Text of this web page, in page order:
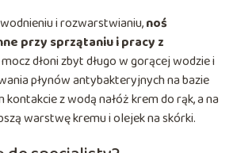
i rozwarstwianiu,noś
przy sprzątaniu i pracy z
mocz dłoni zbyt długo w gorącej wodzie i
płynów antybakteryjnych na bazie
z wodą nałóż krem do rąk, a na
warstwę kremu i olejek na skórki.